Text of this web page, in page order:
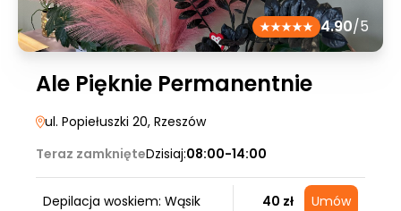
4.90/5
Ale Pięknie Permanentnie
ul. Popiełuszki 20, Rzeszów
Teraz zamknięteDzisiaj:08:00-14:00
Depilacja woskiem: Wąsik 40 zł Umów